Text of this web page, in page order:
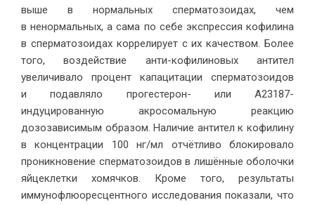
выше в нормальных сперматозоидах, чем
в ненормальных, а сама по себе экспрессия кофилина
в сперматозоидах коррелирует с их качеством. Более
того, воздействие анти-кофилиновых антител
увеличивало процент капацитации сперматозоидов
и подавляло прогестерон- или A23187-
индуцированную акросомальную реакцию
дозозависимым образом. Наличие антител к кофилину
в концентрации 100 нг/мл отчётливо блокировало
проникновение сперматозоидов в лишённые оболочки
яйцеклетки хомячков. Кроме того, результаты
иммунофлюоресцентного исследования показали, что